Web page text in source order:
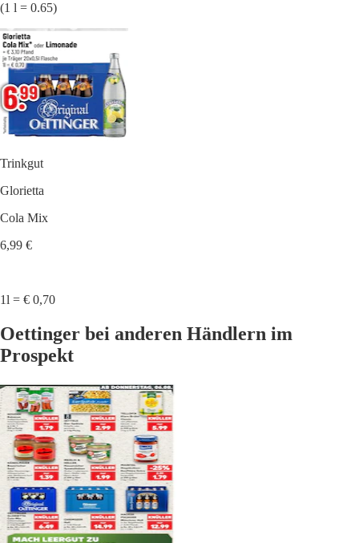
(1 l = 0.65)
Trinkgut
Glorietta
Cola Mix
6,99 €
1l = € 0,70
Oettinger bei anderen Händlern im
Prospekt